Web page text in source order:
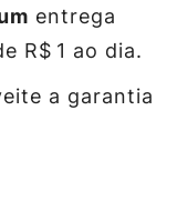
entrega
R$ 1 ao dia.
a garantia